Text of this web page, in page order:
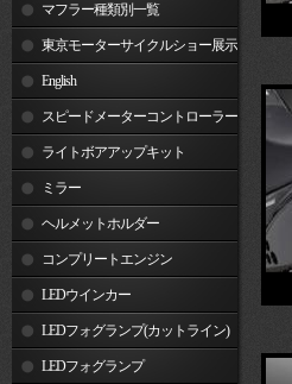
マフラー種類別一覧
東京モーターサイクルショー展示
車両 English
スピードメーターコントローラー
ライトボアアップキット
ミラー
ヘルメットホルダー
コンプリートエンジン
LEDウインカー
LEDフォグランプ(カットライン)
LEDフォグランプ